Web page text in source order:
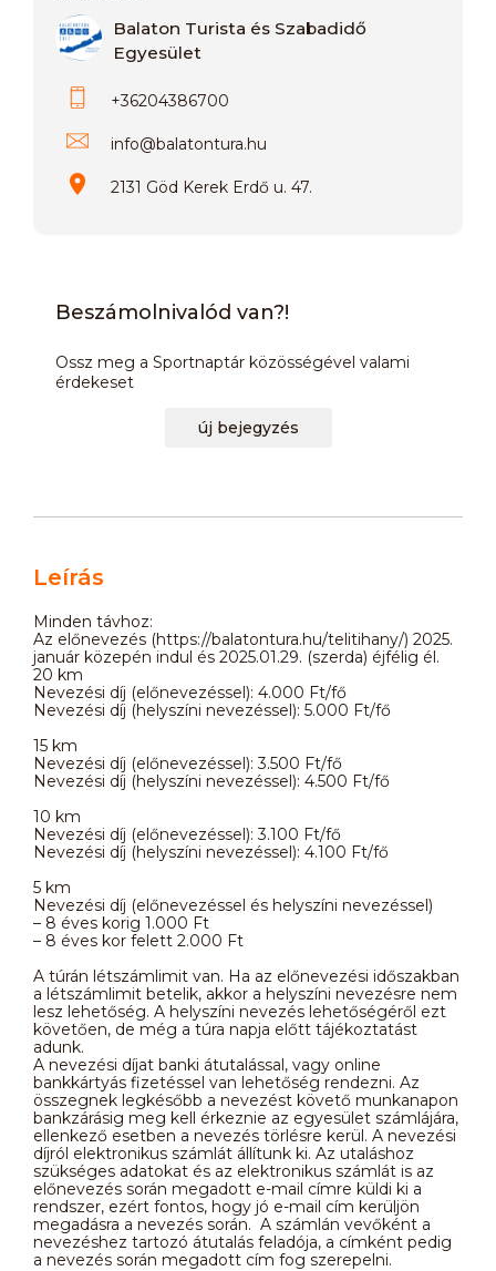
Balaton Turista és Szabadidő
Egyesület
+36204386700
info@balatontura.hu
2131 Göd Kerek Erdő u. 47.
Beszámolnivalód van?!
Ossz meg a Sportnaptár közösségével valami
érdekeset
új bejegyzés
Leírás
Minden távhoz:
Az előnevezés (https://balatontura.hu/telitihany/) 2025.
január közepén indul és 2025.01.29. (szerda) éjfélig él.
20 km
Nevezési díj (előnevezéssel): 4.000 Ft/fő
Nevezési díj (helyszíni nevezéssel): 5.000 Ft/fő
15 km
Nevezési díj (előnevezéssel): 3.500 Ft/fő
Nevezési díj (helyszíni nevezéssel): 4.500 Ft/fő
10 km
Nevezési díj (előnevezéssel): 3.100 Ft/fő
Nevezési díj (helyszíni nevezéssel): 4.100 Ft/fő
5 km
Nevezési díj (előnevezéssel és helyszíni nevezéssel)
– 8 éves korig 1.000 Ft
– 8 éves kor felett 2.000 Ft
A túrán létszámlimit van. Ha az előnevezési időszakban
a létszámlimit betelik, akkor a helyszíni nevezésre nem
lesz lehetőség. A helyszíni nevezés lehetőségéről ezt
követően, de még a túra napja előtt tájékoztatást
adunk.
A nevezési díjat banki átutalással, vagy online
bankkártyás fizetéssel van lehetőség rendezni. Az
összegnek legkésőbb a nevezést követő munkanapon
bankzárásig meg kell érkeznie az egyesület számlájára,
ellenkező esetben a nevezés törlésre kerül. A nevezési
díjról elektronikus számlát állítunk ki. Az utaláshoz
szükséges adatokat és az elektronikus számlát is az
előnevezés során megadott e-mail címre küldi ki a
rendszer, ezért fontos, hogy jó e-mail cím kerüljön
megadásra a nevezés során. A számlán vevőként a
nevezéshez tartozó átutalás feladója, a címként pedig
a nevezés során megadott cím fog szerepelni.